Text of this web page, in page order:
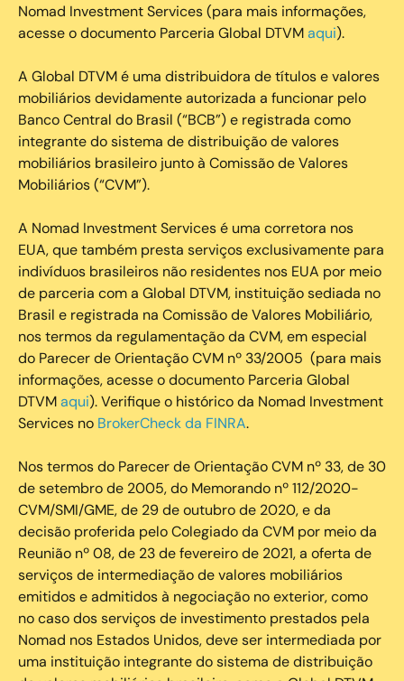
Nomad Investment Services (para mais informações,
acesse o documento Parceria Global DTVMaqui).
A Global DTVM é uma distribuidora de títulos e valores
mobiliários devidamente autorizada a funcionar pelo
Banco Central do Brasil (“BCB”) e registrada como
integrante do sistema de distribuição de valores
mobiliários brasileiro junto à Comissão de Valores
Mobiliários (“CVM”).
‍A Nomad Investment Services é uma corretora nos
EUA, que também presta serviços exclusivamente para
indivíduos brasileiros não residentes nos EUA por meio
de parceria com a Global DTVM, instituição sediada no
Brasil e registrada na Comissão de Valores Mobiliário,
nos termos da regulamentação da CVM, em especial
do Parecer de Orientação CVM nº 33/2005 (para mais
informações, acesse o documento Parceria Global
DTVMaqui). Verifique o histórico da Nomad Investment
Services no BrokerCheck da FINRA.
Nos termos do Parecer de Orientação CVM nº 33, de 30
de setembro de 2005, do Memorando nº 112/2020-
CVM/SMI/GME, de 29 de outubro de 2020, e da
decisão proferida pelo Colegiado da CVM por meio da
Reunião nº 08, de 23 de fevereiro de 2021, a oferta de
serviços de intermediação de valores mobiliários
emitidos e admitidos à negociação no exterior, como
no caso dos serviços de investimento prestados pela
Nomad nos Estados Unidos, deve ser intermediada por
uma instituição integrante do sistema de distribuição